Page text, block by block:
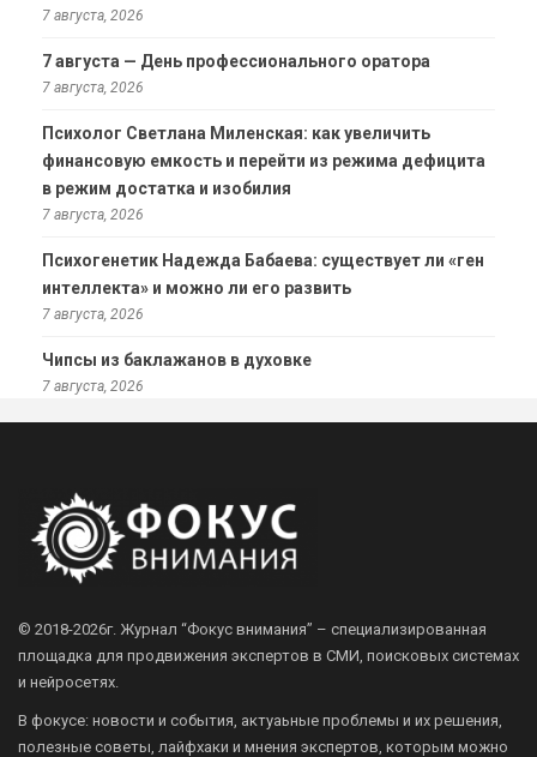
7 августа, 2026
7 августа — День профессионального оратора
7 августа, 2026
Психолог Светлана Миленская: как увеличить
финансовую емкость и перейти из режима дефицита
в режим достатка и изобилия
7 августа, 2026
Психогенетик Надежда Бабаева: существует ли «ген
интеллекта» и можно ли его развить
7 августа, 2026
Чипсы из баклажанов в духовке
7 августа, 2026
© 2018-2026г. Журнал “Фокус внимания” – специализированная
площадка для продвижения экспертов в СМИ, поисковых системах
и нейросетях.
В фокусе: новости и события, актуаьные проблемы и их решения,
полезные советы, лайфхаки и мнения экспертов, которым можно